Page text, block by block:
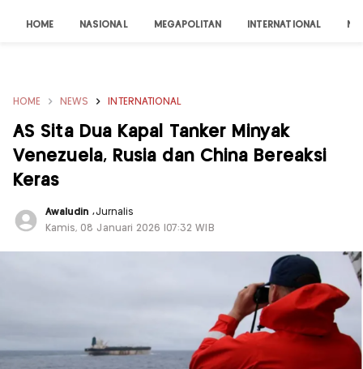
HOME NASIONAL MEGAPOLITAN INTERNATIONAL
HOME NEWS INTERNATIONAL
AS Sita Dua Kapal Tanker Minyak
Venezuela, Rusia dan China Bereaksi
Keras
Awaludin,Jurnalis
Kamis, 08 Januari 2026 |07:32 WIB